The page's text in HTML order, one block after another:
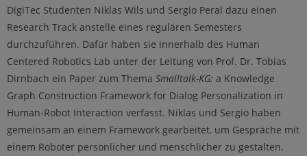
DigiTec Studenten Niklas Wils und Sergio Peral dazu einen
Research Track anstelle eines regulären Semesters
durchzuführen. Dafür haben sie innerhalb des Human
Centered Robotics Lab unter der Leitung von Prof. Dr. Tobias
Dirnbach ein Paper zum Thema Smalltalk-KG: a Knowledge
Graph Construction Framework for Dialog Personalization in
Human-Robot Interaction verfasst. Niklas und Sergio haben
gemeinsam an einem Framework gearbeitet, um Gespräche mit
einem Roboter persönlicher und menschlicher zu gestalten.